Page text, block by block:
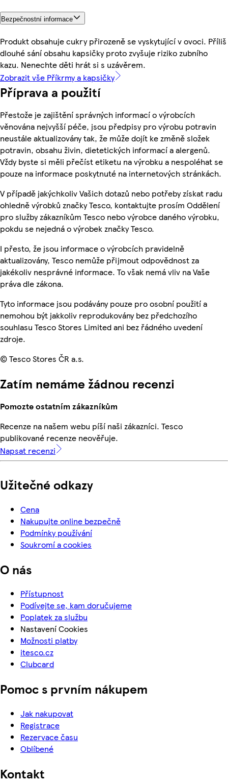
Bezpečnostní informace
Produkt obsahuje cukry přirozeně se vyskytující v ovoci. Příliš
dlouhé sání obsahu kapsičky proto zvyšuje riziko zubního
kazu. Nenechte děti hrát si s uzávěrem.
Zobrazit vše Příkrmy a kapsičky
Příprava a použití
Přestože je zajištění správných informací o výrobcích
věnována nejvyšší péče, jsou předpisy pro výrobu potravin
neustále aktualizovány tak, že může dojít ke změně složek
potravin, obsahu živin, dietetických informací a alergenů.
Vždy byste si měli přečíst etiketu na výrobku a nespoléhat se
pouze na informace poskytnuté na internetových stránkách.
V případě jakýchkoliv Vašich dotazů nebo potřeby získat radu
ohledně výrobků značky Tesco, kontaktujte prosím Oddělení
pro služby zákazníkům Tesco nebo výrobce daného výrobku,
pokdu se nejedná o výrobek značky Tesco.
I přesto, že jsou informace o výrobcích pravidelně
aktualizovány, Tesco nemůže přijmout odpovědnost za
jakékoliv nesprávné informace. To však nemá vliv na Vaše
práva dle zákona.
Tyto informace jsou podávány pouze pro osobní použití a
nemohou být jakkoliv reprodukovány bez předchozího
souhlasu Tesco Stores Limited ani bez řádného uvedení
zdroje.
© Tesco Stores ČR a.s.
Zatím nemáme žádnou recenzi
Pomozte ostatním zákazníkům
Recenze na našem webu píší naši zákazníci. Tesco
publikované recenze neověřuje.
Napsat recenzi
Užitečné odkazy
Cena
Nakupujte online bezpečně
Podmínky používání
Soukromí a cookies
O nás
Přístupnost
Podívejte se, kam doručujeme
Poplatek za službu
Nastavení Cookies
Možnosti platby
itesco.cz
Clubcard
Pomoc s prvním nákupem
Jak nakupovat
Registrace
Rezervace času
Oblíbené
Kontakt